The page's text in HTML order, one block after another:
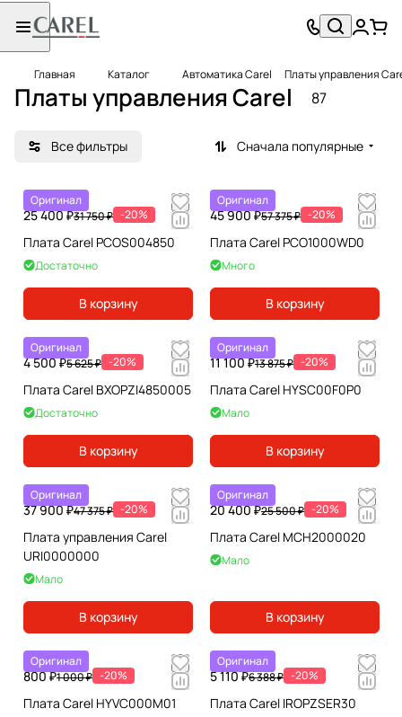
Главная Каталог Автоматика Carel Платы управления
Платы управления Carel 87
Все фильтры Сначала популярные
Оригинал
25 400 ₽31 750 ₽ -20%
Плата Carel PCOS004850
Достаточно
В корзину
Оригинал
45 900 ₽57 375 ₽ -20%
Плата Carel PCO1000WD0
Много
В корзину
Оригинал
4 500 ₽5 625 ₽ -20%
Плата Carel BXOPZI4850005
Достаточно
В корзину
Оригинал
11 100 ₽13 875 ₽ -20%
Плата Carel HYSC00F0P0
Мало
В корзину
Оригинал
37 900 ₽47 375 ₽ -20%
Плата управления Carel
URI0000000
Мало
В корзину
Оригинал
20 400 ₽25 500 ₽ -20%
Плата Carel MCH2000020
Мало
В корзину
Оригинал
800 ₽1 000 ₽ -20%
Плата Carel HYVC000M01
Оригинал
5 110 ₽6 388 ₽ -20%
Плата Carel IROPZSER30